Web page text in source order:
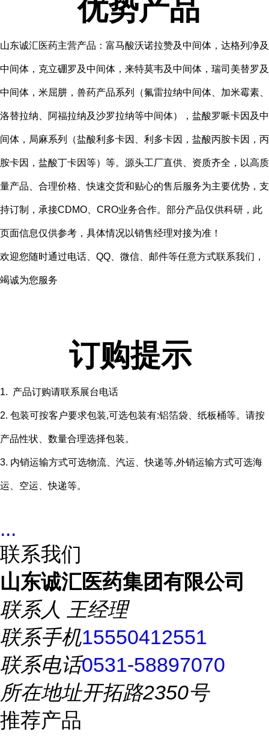
优势产品
山东诚汇医药主营产品：富马酸沃诺拉赞及中间体，达格列净及
中间体，克立硼罗及中间体，来特莫韦及中间体，瑞司美替罗及
中间体，米屈肼，兽药产品系列（氟雷拉纳中间体、加米霉素、
洛替拉纳、阿福拉纳及沙罗拉纳等中间体），盐酸罗哌卡因及中
间体，局麻系列（盐酸利多卡因、利多卡因，盐酸丙胺卡因，丙
胺卡因，盐酸丁卡因等）等。源头工厂直供、资质齐全，以高质
量产品、合理价格、快速交货和贴心的售后服务为主要优势，支
持订制，承接CDMO、CRO业务合作。部分产品仅供科研，此
页面信息仅供参考，具体情况以销售经理对接为准！
欢迎您随时通过电话、QQ、微信、邮件等任意方式联系我们，
竭诚为您服务
订购提示
1. 产品订购请联系展台电话
2. 包装可按客户要求包装,可选包装有:铝箔袋、纸板桶等。请按
产品性状、数量合理选择包装。
3. 内销运输方式可选物流、汽运、快递等,外销运输方式可选海
运、空运、快递等。
...
联系我们
山东诚汇医药集团有限公司
联系人 王经理
联系手机15550412551
联系电话0531-58897070
所在地址开拓路2350号
推荐产品